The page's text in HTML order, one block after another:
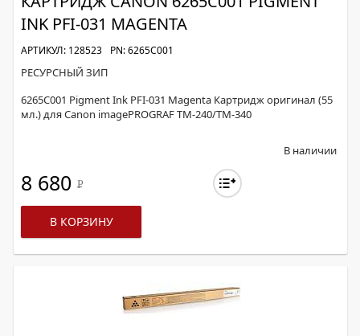
INK PFI-031 MAGENTA
АРТИКУЛ: 128523 PN: 6265C001
РЕСУРСНЫЙ ЗИП
6265C001 Pigment Ink PFI-031 Magenta Картридж оригинал (55
мл.) для Canon imagePROGRAF TM-240/TM-340
В наличии
8 680 Р
В КОРЗИНУ